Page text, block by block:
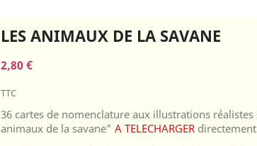
LES ANIMAUX DE LA SAVANE
2,80 €
TTC
36 cartes de nomenclature aux illustrations
animaux de la savane" A TELECHARGER